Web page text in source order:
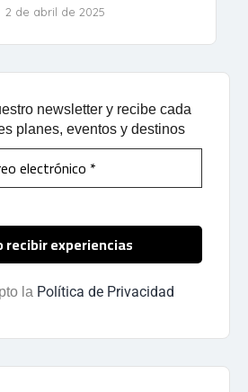
2 de abril de 2025
newsletter y recibe cada
planes, eventos y destinos
la Política de Privacidad